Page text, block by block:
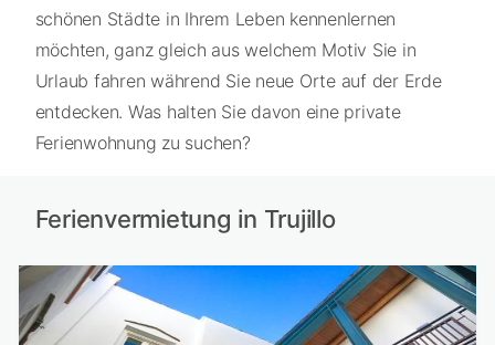
schönen Städte in Ihrem Leben kennenlernen
möchten, ganz gleich aus welchem Motiv Sie in
Urlaub fahren während Sie neue Orte auf der Erde
entdecken. Was halten Sie davon eine private
Ferienwohnung zu suchen?
Ferienvermietung in Trujillo